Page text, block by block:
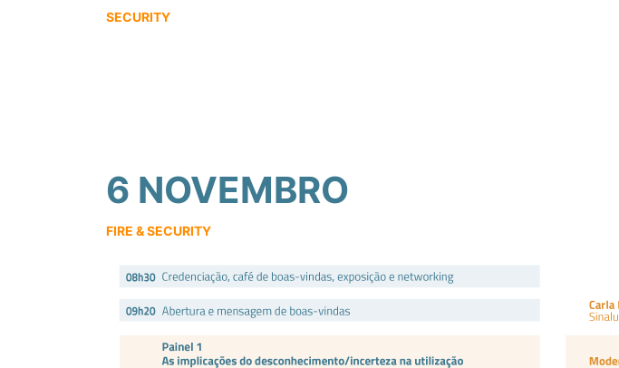
SECURITY
6 NOVEMBRO
FIRE & SECURITY